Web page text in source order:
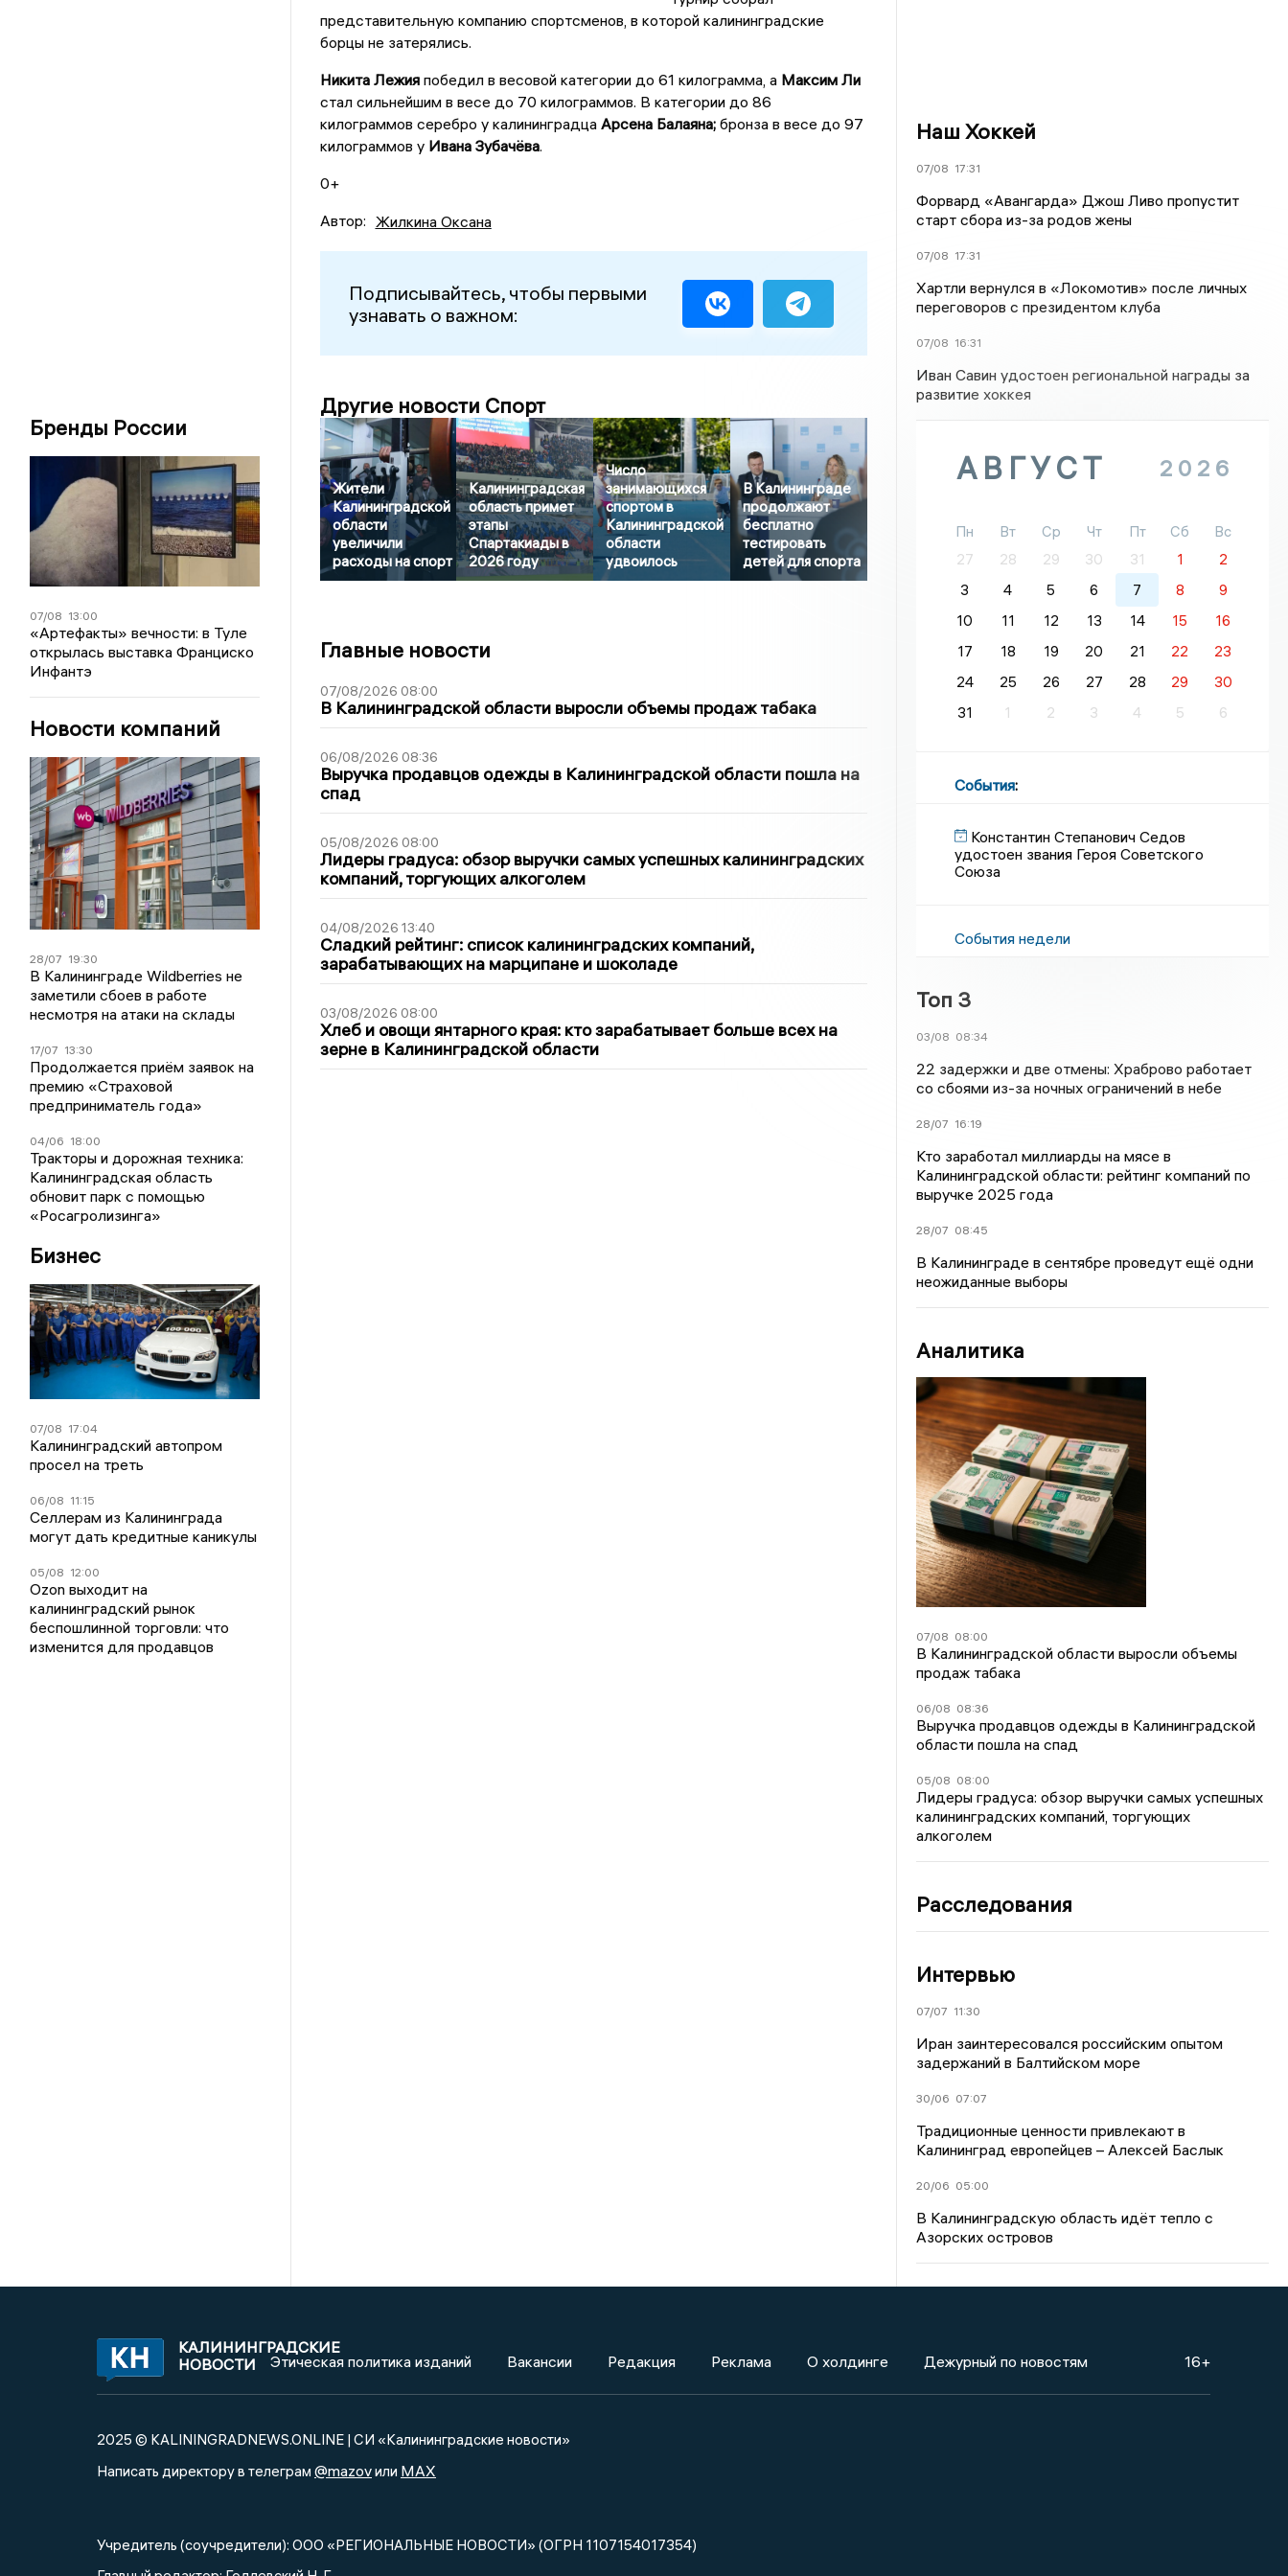
Бренды России
07/08 13:00
«Артефакты» вечности: в Туле
открылась выставка Франциско
Инфантэ
Новости компаний
28/07 19:30
В Калининграде Wildberries не
заметили сбоев в работе
несмотря на атаки на склады
17/07 13:30
Продолжается приём заявок на
премию «Страховой
предприниматель года»
04/06 18:00
Тракторы и дорожная техника:
Калининградская область
обновит парк с помощью
«Росагролизинга»
Бизнес
07/08 17:04
Калининградский автопром
просел на треть
06/08 11:15
Селлерам из Калининграда
могут дать кредитные каникулы
05/08 12:00
Ozon выходит на
калининградский рынок
беспошлинной торговли: что
изменится для продавцов
представительную компанию спортсменов, в которой калининградские
борцы не затерялись.
Никита Лежияпобедил в весовой категории до 61 килограмма, а Максим Ли
стал сильнейшим в весе до 70 килограммов. В категории до 86
килограммов серебро у калининградца Арсена Балаяна; бронза в весе до 97
килограммов у Ивана Зубачёва.
0+
Автор: Жилкина Оксана
Подписывайтесь, чтобы первыми
узнавать о важном:
Другие новости Спорт
Жители
Калининградской
области
увеличили
расходы на спорт
Калининградская
область примет
этапы
Спартакиады в
2026 году
Число
занимающихся
спортом в
Калининградской
области
удвоилось
В Калининграде
продолжают
бесплатно
тестировать
детей для спорта
Главные новости
07/08/2026 08:00
В Калининградской области выросли объемы продаж табака
06/08/2026 08:36
Выручка продавцов одежды в Калининградской области пошла на
спад
05/08/2026 08:00
Лидеры градуса: обзор выручки самых успешных калининградских
компаний, торгующих алкоголем
04/08/2026 13:40
Сладкий рейтинг: список калининградских компаний,
зарабатывающих на марципане и шоколаде
03/08/2026 08:00
Хлеб и овощи янтарного края: кто зарабатывает больше всех на
зерне в Калининградской области
Наш Хоккей
07/08 17:31
Форвард «Авангарда» Джош Ливо пропустит
старт сбора из-за родов жены
07/08 17:31
Хартли вернулся в «Локомотив» после личных
переговоров с президентом клуба
07/08 16:31
Иван Савин удостоен региональной награды за
развитие хоккея
АВГУСТ 2026
Пн Вт Ср Чт Пт Сб
Вс
27
28 29 30 31 1
2
3
4 5 6 7 8
9
10
11 12 13 14 15
16
17
18 19 20 21 22
23
24
25 26 27 28 29
30
31
1 2 3 4 5 6
События:
Константин Степанович Седов
удостоен звания Героя Советского
Союза
События недели
Топ 3
03/08 08:34
22 задержки и две отмены: Храброво работает
со сбоями из-за ночных ограничений в небе
28/07 16:19
Кто заработал миллиарды на мясе в
Калининградской области: рейтинг компаний по
выручке 2025 года
28/07 08:45
В Калининграде в сентябре проведут ещё одни
неожиданные выборы
Аналитика
07/08 08:00
В Калининградской области выросли объемы
продаж табака
06/08 08:36
Выручка продавцов одежды в Калининградской
области пошла на спад
05/08 08:00
Лидеры градуса: обзор выручки самых успешных
калининградских компаний, торгующих
алкоголем
Расследования
Интервью
07/07 11:30
Иран заинтересовался российским опытом
задержаний в Балтийском море
30/06 07:07
Традиционные ценности привлекают в
Калининград европейцев – Алексей Баслык
20/06 05:00
В Калининградскую область идёт тепло с
Азорских островов
КАЛИНИНГРАДСКИЕ
НОВОСТИ
Этическая политика изданий Вакансии Редакция Реклама О холдинге Дежурный по новостям 16+
2025 © KALININGRADNEWS.ONLINE | СИ «Калининградские новости»
Написать директору в телеграм @mazovили MAX
Учредитель (соучредители): ООО «РЕГИОНАЛЬНЫЕ НОВОСТИ» (ОГРН 1107154017354)